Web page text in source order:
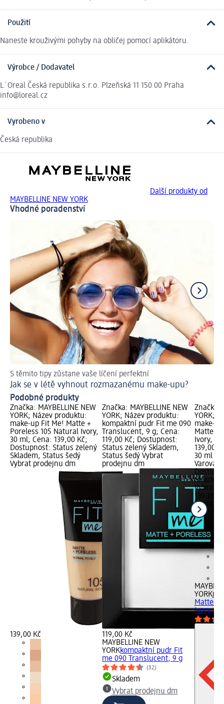
Použití
Naneste krouživými pohyby na obličej pomocí aplikátoru.
Výrobce / Dodavatel
L´Oreal Česká republika s.r.o. Plzeňská 11 150 00 Praha
info@loreal.cz
Vyrobeno v
Česká republika
Další produkty od
MAYBELLINE NEW YORK
Vhodné poradenství
S těmito tipy zůstane vaše líčení perfektní
Jak se v létě vyhnout rozmazanému make-upu?
Podobné produkty
Značka: MAYBELLINE NEW
YORK; Název produktu:
make-up Fit Me! Matte +
Poreless 105 Natural Ivory,
30 ml; Cena: 139,00 Kč;
Dostupnost: Status zelený
Skladem, Status šedý
Vybrat prodejnu dm
139,00 Kč
Značka: MAYBELLINE NEW
YORK; Název produktu:
kompaktní pudr Fit me 090
Translucent, 9 g; Cena:
119,00 Kč; Dostupnost:
Status zelený Skladem,
Status šedý Vybrat
prodejnu dm
119,00 Kč
MAYBELLINE NEW
YORKkompaktní pudr Fit
me 090 Translucent, 9 g
(32)
Skladem
Vybrat prodejnu dm
Značka:
YORK;
make-
Ivory,
139,00
30 ml
Vybrat
139,00
30 ml
YORK
Ivory, 30